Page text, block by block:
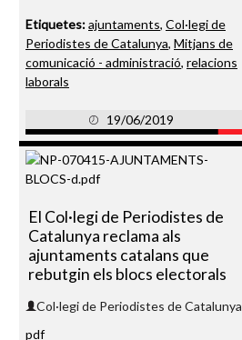
Etiquetes:ajuntaments, Col·legi de
Periodistes de Catalunya, Mitjans de
comunicació - administració, relacions
laborals
19/06/2019
El Col·legi de Periodistes de
Catalunya reclama als
ajuntaments catalans que
rebutgin els blocs electorals
Col·legi de Periodistes de Catalunya
pdf